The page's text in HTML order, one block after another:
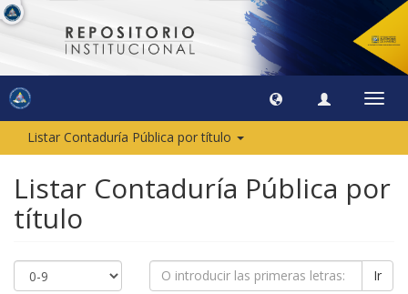
Listar Contaduría Pública por título
Listar Contaduría Pública por
título
Ir